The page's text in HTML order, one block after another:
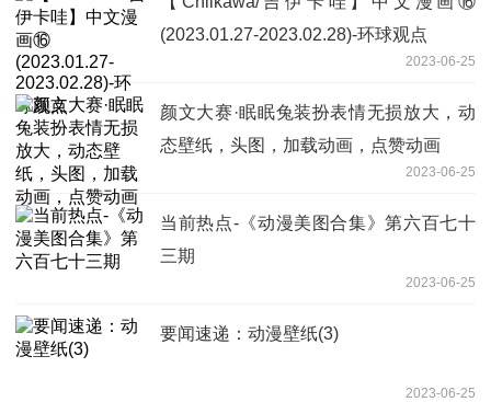
(2023.01.27-2023.02.28)-环球观点
2023-06-25
颜文大赛·眠眠兔装扮表情无损放大，动
态壁纸，头图，加载动画，点赞动画
2023-06-25
当前热点-《动漫美图合集》第六百七十
三期
2023-06-25
要闻速递：动漫壁纸(3)
2023-06-25